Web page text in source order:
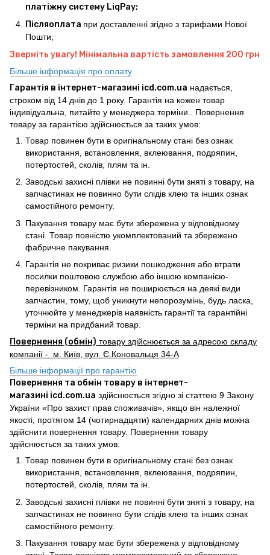
платіжну систему LiqPay;
Післяоплата при доставленні згідно з тарифами Нової
Пошти;
Зверніть увагу! Мінімальна вартість замовлення 200 грн
Більше інформація про оплату
Гарантія в інтернет-магазині icd.com.ua надається,
строком від 14 днів до 1 року. Гарантія на кожен товар
індивідуальна, питайте у менеджера терміни.. Повернення
товару за гарантією здійснюється за таких умов:
Товар повинен бути в оригінальному стані без ознак
використання, встановлення, вклеювання, подряпин,
потертостей, сколів, плям та ін.
Заводські захисні плівки не повинні бути зняті з товару, на
запчастинах не повинно бути слідів клею та інших ознак
самостійного ремонту.
Пакування товару має бути збережена у відповідному
стані. Товар повністю укомплектований та збережено
фабричне пакування.
Гарантія не покриває ризики пошкодження або втрати
посилки поштовою службою або іншою компанією-
перевізником. Гарантія не поширюється на деякі види
запчастин, тому, щоб уникнути непорозумінь, будь ласка,
уточнюйте у менеджерів наявність гарантії та гарантійні
терміни на придбаний товар.
Повернення (обмін) товару здійснюється за адресою складу
компанії - м. Київ, вул. Є.Коновальця 34-А
Більше інформації про гарантію
Повернення та обмін товару в інтернет-
магазині icd.com.ua здійснюється згідно зі статтею 9 Закону
України «Про захист прав споживачів», якщо він належної
якості, протягом 14 (чотирнадцяти) календарних днів можна
здійснити повернення товару. Повернення товару
здійснюється за таких умов:
Товар повинен бути в оригінальному стані без ознак
використання, встановлення, вклеювання, подряпин,
потертостей, сколів, плям та ін.
Заводські захисні плівки не повинні бути зняті з товару, на
запчастинах не повинно бути слідів клею та інших ознак
самостійного ремонту.
Пакування товару має бути збережена у відповідному